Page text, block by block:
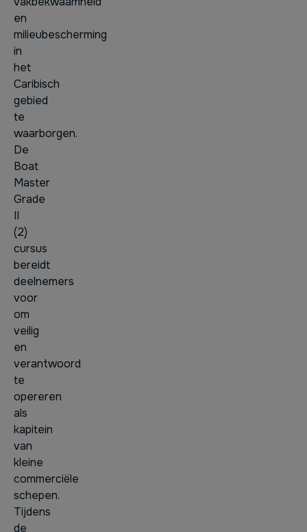
en
milieubescherming
in
het
Caribisch
gebied
te
waarborgen.
De
Boat
Master
Grade
II
(2)
cursus
bereidt
deelnemers
voor
om
veilig
en
verantwoord
te
opereren
als
kapitein
van
kleine
commerciële
schepen.
Tijdens
de